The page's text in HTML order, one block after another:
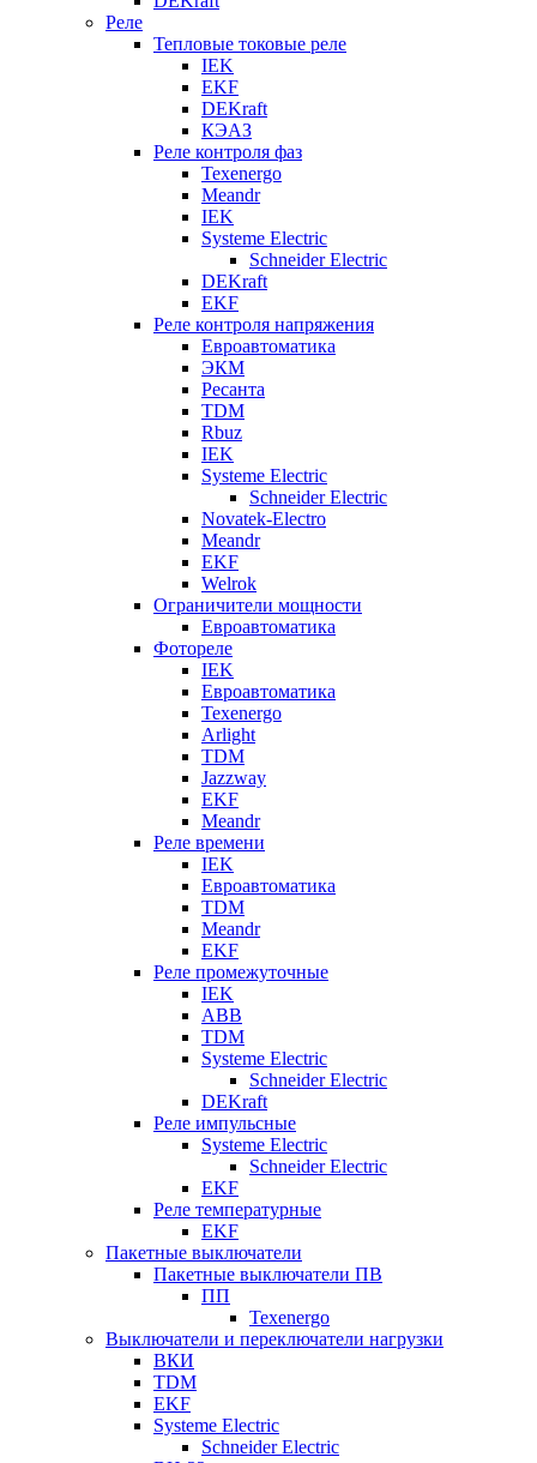
Реле
Тепловые токовые реле
IEK
EKF
DEKraft
КЭАЗ
Реле контроля фаз
Texenergo
Meandr
IEK
Systeme Electric
Schneider Electric
DEKraft
EKF
Реле контроля напряжения
Евроавтоматика
ЭКМ
Ресанта
TDM
Rbuz
IEK
Systeme Electric
Schneider Electric
Novatek-Electro
Meandr
EKF
Welrok
Ограничители мощности
Евроавтоматика
Фотореле
IEK
Евроавтоматика
Texenergo
Arlight
TDM
Jazzway
EKF
Meandr
Реле времени
IEK
Евроавтоматика
TDM
Meandr
EKF
Реле промежуточные
IEK
ABB
TDM
Systeme Electric
Schneider Electric
DEKraft
Реле импульсные
Systeme Electric
Schneider Electric
EKF
Реле температурные
EKF
Пакетные выключатели
Пакетные выключатели ПВ
ПП
Texenergo
Выключатели и переключатели нагрузки
ВКИ
TDM
EKF
Systeme Electric
Schneider Electric